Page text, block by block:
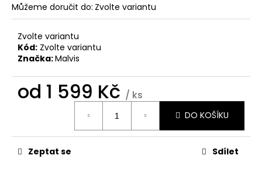
Můžeme doručit do: Zvolte variantu
Zvolte variantu
Kód: Zvolte variantu
Značka:Malvis
od 1 599 Kč / ks
DO KOŠÍKU
Zeptat se Sdílet
r
č
u
e
m
OBRAZ
OKNO
DO